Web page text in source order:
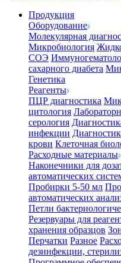
Продукция
Оборудование
Молекулярная
Микробиология
СОЭ
сахарного диабета
Генетика
Реагенты
ПЦР диагностика
цитология
серология
инфекции
крови Клеточная
Расходные материалы
Наконечники для
автоматических
Пробирки 5-50 мл
автоматических
Петли
Резервуары для
хранения образцов
Перчатки Разное
дезинфекции,